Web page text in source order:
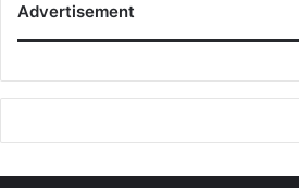
Advertisement